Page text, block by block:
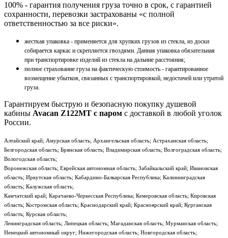
100% - гарантия получения груза точно в срок, с гарантией
сохранности, перевозки застрахованы «с полной
ответственностью за все риски».
жесткая упаковка - применяется для хрупких грузов из стекла, из доски
собирается каркас и скрепляется гвоздями. Данная упаковка обязательная
при транспортировке изделий из стекла на дальние расстояния;
полное страхование груза на фактическую стоимость - гарантированное
возмещение убытков, связанных с транспортировкой, недостачей или утратой
груза.
Гарантируем быструю и безопасную покупку душевой
кабины Avacan Z122MT с паром с доставкой в любой уголок
России.
Алтайский край; Амурская область; Архангельская область; Астраханская область;
Белгородская область; Брянская область; Владимирская область; Волгоградская область;
Вологодская область;
Воронежская область; Еврейская автономная область; Забайкальский край; Ивановская
область; Иркутская область; Кабардино-Балкарская Республика; Калининградская
область; Калужская область;
Камчатский край; Карачаево-Черкесская Республика; Кемеровская область; Кировская
область; Костромская область; Краснодарский край; Красноярский край; Курганская
область; Курская область;
Ленинградская область; Липецкая область; Магаданская область; Мурманская область;
Ненецкий автономный округ; Нижегородская область; Новгородская область;